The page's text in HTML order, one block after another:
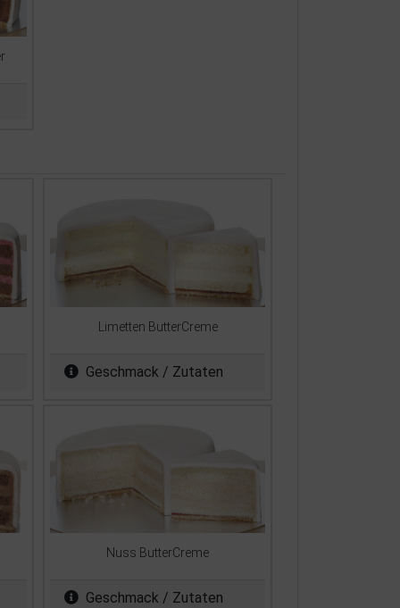
Limetten ButterCreme
Geschmack / Zutaten
Nuss ButterCreme
Geschmack / Zutaten